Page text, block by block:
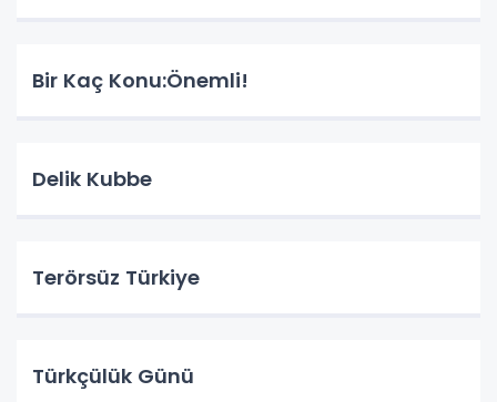
Bir Kaç Konu:Önemli!
Delik Kubbe
Terörsüz Türkiye
Türkçülük Günü